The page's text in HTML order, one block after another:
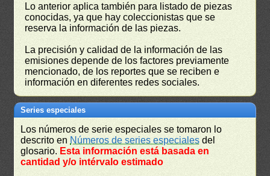
Lo anterior aplica también para listado de piezas
conocidas, ya que hay coleccionistas que se
reserva la información de las piezas.
La precisión y calidad de la información de las
emisiones depende de los factores previamente
mencionado, de los reportes que se reciben e
información en diferentes redes sociales.
Series especiales
Los números de serie especiales se tomaron lo
descrito en Números de series especiales del
glosario. Esta información está basada en
cantidad y/o intérvalo estimado